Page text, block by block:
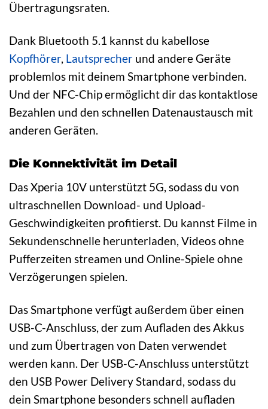
Übertragungsraten.
Dank Bluetooth 5.1 kannst du kabellose
Kopfhörer, Lautsprecher und andere Geräte
problemlos mit deinem Smartphone verbinden.
Und der NFC-Chip ermöglicht dir das kontaktlose
Bezahlen und den schnellen Datenaustausch mit
anderen Geräten.
Die Konnektivität im Detail
Das Xperia 10V unterstützt 5G, sodass du von
ultraschnellen Download- und Upload-
Geschwindigkeiten profitierst. Du kannst Filme in
Sekundenschnelle herunterladen, Videos ohne
Pufferzeiten streamen und Online-Spiele ohne
Verzögerungen spielen.
Das Smartphone verfügt außerdem über einen
USB-C-Anschluss, der zum Aufladen des Akkus
und zum Übertragen von Daten verwendet
werden kann. Der USB-C-Anschluss unterstützt
den USB Power Delivery Standard, sodass du
dein Smartphone besonders schnell aufladen